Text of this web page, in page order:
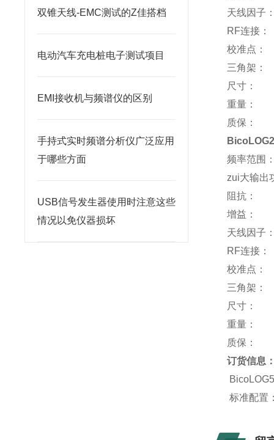
双锥天线-EMC测试的Z佳搭档
电动汽车充电桩电子测试项目
EMI接收机与频谱仪的区别
手持式实时频谱分析仪广泛应用
于哪些方面
USB信号发生器使用时注意这些
情况以免仪器损坏
天线因
RF连接
校准点
三角架
尺寸：
重量：
质保
频率范围
zui大输出
阻抗
增益：
天线因
RF连接
校准点
三角架
尺寸：
重量：
质保：
订货信息
标准配置